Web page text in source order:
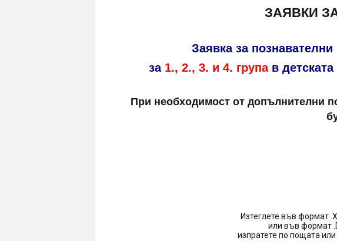
ЗАЯВКИ
Заявка за
за 1., 2., 3. и 4. групав
При необходимост от допълнителни
Изтеглете във формат
или във формат
изпратете по пощата